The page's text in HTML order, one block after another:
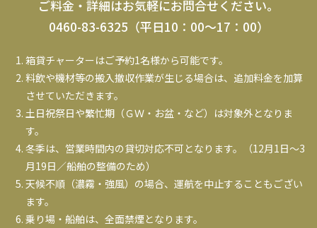
ご料金・詳細はお気軽にお問合せください。
0460-83-6325（平日10：00～17：00）
箱貸チャーターはご予約1名様から可能です。
料飲や機材等の搬入撤収作業が生じる場合は、追加料金を加算
させていただきます。
土日祝祭日や繁忙期（ＧＷ・お盆・など）は対象外となりま
す。
冬季は、営業時間内の貸切対応不可となります。（12月1日～3
月19日／船舶の整備のため）
天候不順（濃霧・強風）の場合、運航を中止することもござい
ます。
乗り場・船舶は、全面禁煙となります。